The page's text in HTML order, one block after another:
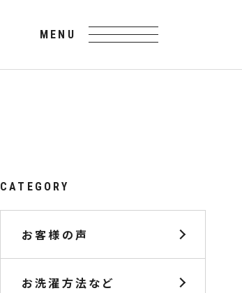
CATEGORY
お客様の声
お洗濯方法など